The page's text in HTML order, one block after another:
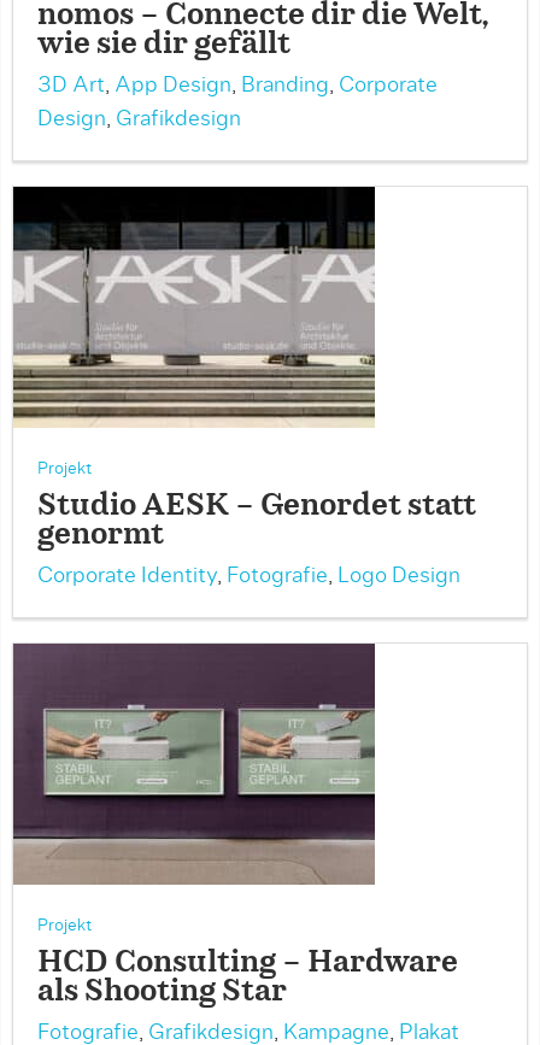
nomos – Connecte dir die Welt,
wie sie dir gefällt
3D Art, App Design, Branding, Corporate
Design, Grafikdesign
Projekt
Studio AESK – Genordet statt
genormt
Corporate Identity, Fotografie, Logo Design
Projekt
HCD Consulting – Hardware
als Shooting Star
Fotografie, Grafikdesign, Kampagne, Plakat